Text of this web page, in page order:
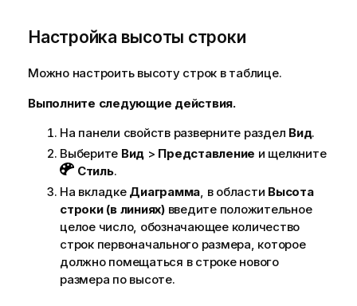
и
Настройка высоты строки
Можно настроить высоту строк в таблице.
Выполните следующие действия.
На панели свойств разверните раздел Вид.
Выберите Вид > Представление и щелкните
Стиль.
На вкладке Диаграмма , в области Высота
строки (в линиях)введите положительное
целое число, обозначающее количество
строк первоначального размера, которое
должно помещаться в строке нового
размера по высоте.